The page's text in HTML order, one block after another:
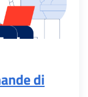
di